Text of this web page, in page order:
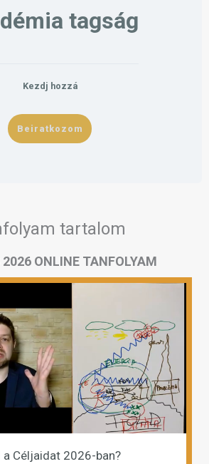
tagság
Kezdj hozzá
Beiratkozom
tartalom
2026 ONLINE TANFOLYAM
a Céljaidat 2026-ban?